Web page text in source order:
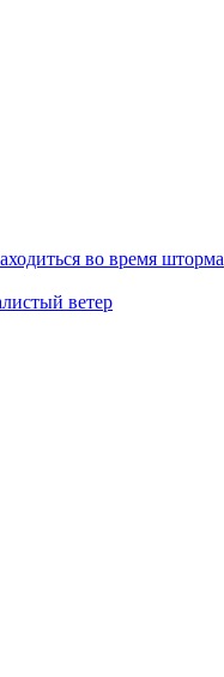
во время шторма
ветер